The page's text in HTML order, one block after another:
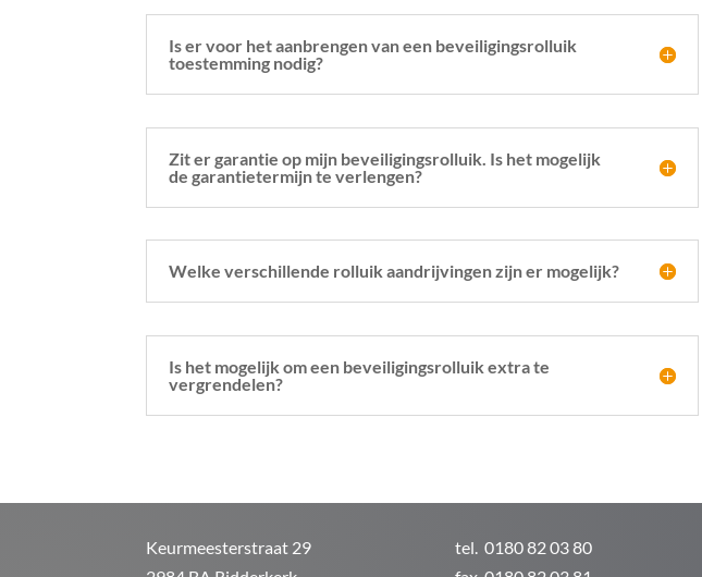
Is er voor het aanbrengen van een beveiligingsrolluik
toestemming nodig?
Zit er garantie op mijn beveiligingsrolluik. Is het mogelijk
de garantietermijn te verlengen?
Welke verschillende rolluik aandrijvingen zijn er mogelijk?
Is het mogelijk om een beveiligingsrolluik extra te
vergrendelen?
Keurmeesterstraat 29
tel. 0180 82 03 80